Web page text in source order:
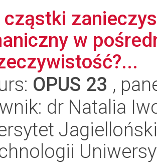
cząstki
w
OPUS 23 ,
dr Natalia